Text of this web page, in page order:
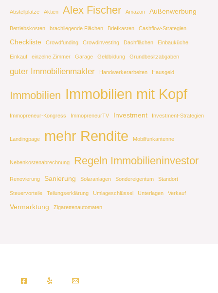
Abstellplätze Aktien Alex Fischer Amazon Außenwerbung
Betriebskosten brachliegende Flächen Briefkasten Cashflow-Strategien
Checkliste Crowdfunding Crowdinvesting Dachflächen Einbauküche
Einkauf einzelne Zimmer Garage Geldbildung Grundbesitzabgaben
guter Immobilienmakler Handwerkerarbeiten Hausgeld
Immobilien Immobilien mit Kopf
Immopreneur-Kongress ImmopreneurTV Investment Investment-Strategien
Landingpage mehr Rendite Mobilfunkantenne
Nebenkostenabrechnung Regeln Immobilieninvestor
Renovierung Sanierung Solaranlagen Sondereigentum Standort
Steuervorteile Teilungserklärung Umlageschlüssel Unterlagen Verkauf
Vermarktung Zigarettenautomaten